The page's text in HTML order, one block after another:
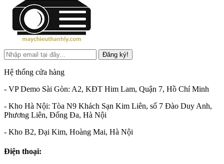
Đăng ký!
Hệ thống cửa hàng
- VP Demo Sài Gòn: A2, KĐT Him Lam, Quận 7, Hồ Chí Minh
- Kho Hà Nội: Tòa N9 Khách Sạn Kim Liên, số 7 Đào Duy Anh,
Phương Liên, Đống Đa, Hà Nội
- Kho B2, Đại Kim, Hoàng Mai, Hà Nội
Điện thoại: